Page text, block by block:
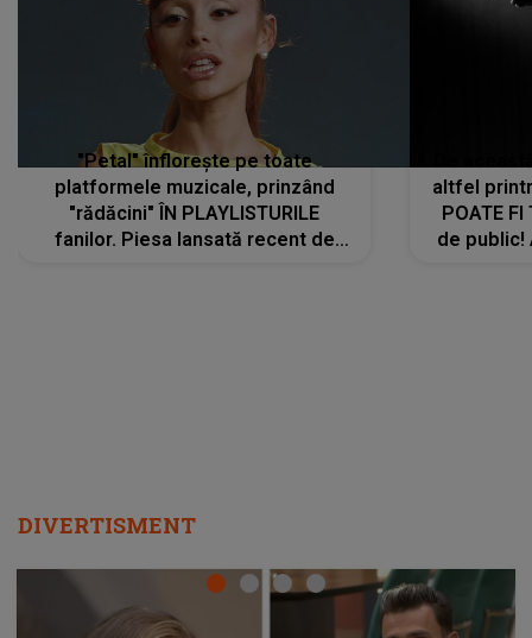
"Petal" înflorește pe toate
platformele muzicale, prinzând
"rădăcini" ÎN PLAYLISTURILE
fanilor. Piesa lansată recent de
altfel
POATE FI
de public!
DIVERTISMENT